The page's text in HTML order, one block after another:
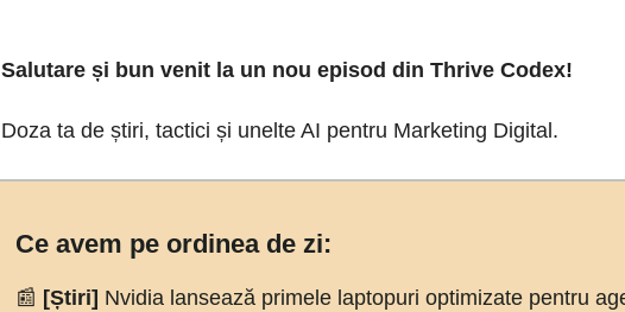
Salutare și bun venit la un nou episod din Thrive Codex!
Doza ta de știri, tactici și unelte AI pentru Marketing Digital.
Ce avem pe ordinea de zi:
📰 [Știri] Nvidia lansează primele laptopuri optimizate pentru